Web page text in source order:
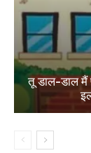
तू डाल-डाल मैं